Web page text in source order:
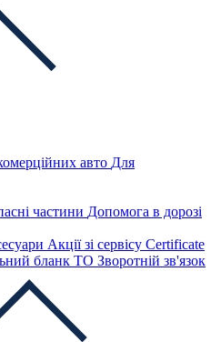
авто Для
частини Допомога в дорозі
Акції зі сервісу Certificate
бланк ТО Зворотній зв'язок